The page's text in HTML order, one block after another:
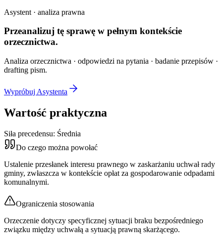
Asystent · analiza prawna
Przeanalizuj tę sprawę w pełnym kontekście
orzecznictwa.
Analiza orzecznictwa · odpowiedzi na pytania · badanie przepisów ·
drafting pism.
Wypróbuj Asystenta
Wartość praktyczna
Siła precedensu: Średnia
Do czego można powołać
Ustalenie przesłanek interesu prawnego w zaskarżaniu uchwał rady
gminy, zwłaszcza w kontekście opłat za gospodarowanie odpadami
komunalnymi.
Ograniczenia stosowania
Orzeczenie dotyczy specyficznej sytuacji braku bezpośredniego
związku między uchwałą a sytuacją prawną skarżącego.